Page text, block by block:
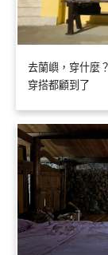
去蘭嶼，穿什麼
穿搭都顧到了